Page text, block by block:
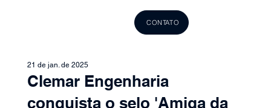
CONTATO
Clemar Engenharia
conquista o selo 'Amiga da
21 de jan. de 2025